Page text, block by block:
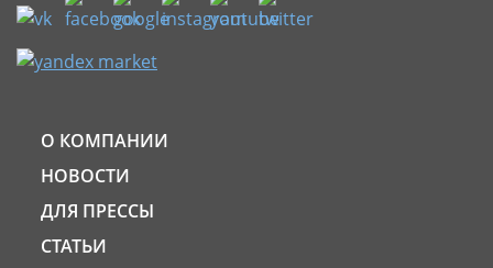
О КОМПАНИИ
НОВОСТИ
ДЛЯ ПРЕССЫ
СТАТЬИ